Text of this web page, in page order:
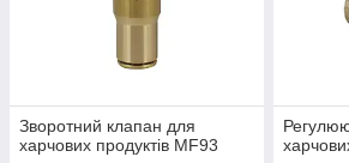
Зворотний клапан для
харчових продуктів MF93